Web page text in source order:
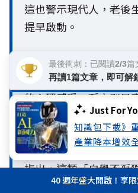
Just For
知識包下載》
產業降本增效
這也警示現代人，老後
提早啟動。
Q3. 孤獨與孤立有什麼不
A3：孤獨與孤立最大
的心理感受，孤立則是
一個人即使不覺得孤單
友或社會網絡互動不足
態。國泰人壽《2026人
指出，這類「自覺不孤
人，可能因低估未來風
40 週年盛大開啟！享
最後衝刺：已閱讀2/3篇
再讀1篇文章，即可解